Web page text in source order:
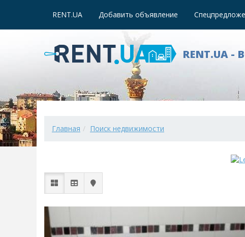
RENT.UA Добавить объявление
RENT.UA
Главная Поиск недвижимости